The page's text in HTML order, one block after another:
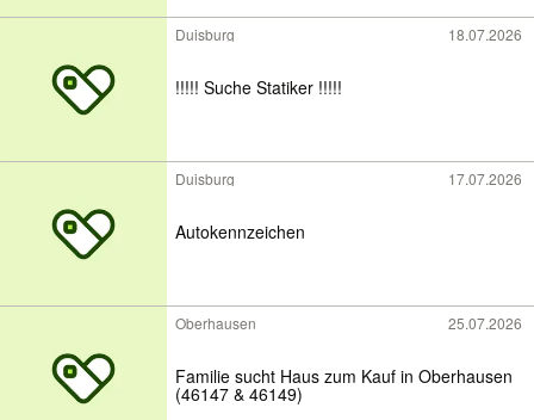
Duisburg 18.07.2026
!!!!! Suche Statiker !!!!!
Duisburg 17.07.2026
Autokennzeichen
Oberhausen 25.07.2026
Familie sucht Haus zum Kauf in Oberhausen
(46147 & 46149)